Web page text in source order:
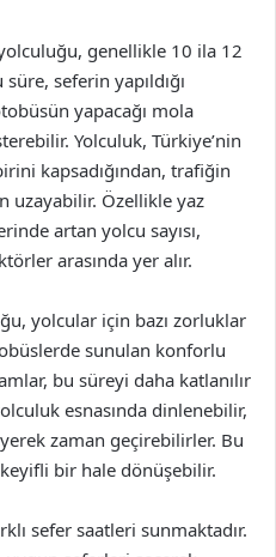
genellikle 10 ila 12
seferin yapıldığı
yapacağı mola
Yolculuk, Türkiye’nin
kapsadığından, trafiğin
uzayabilir. Özellikle yaz
artan yolcu sayısı,
arasında yer alır.
yolcular için bazı zorluklar
sunulan konforlu
bu süreyi daha katlanılır
esnasında dinlenebilir,
zaman geçirebilirler. Bu
bir hale dönüşebilir.
sefer saatleri sunmaktadır.